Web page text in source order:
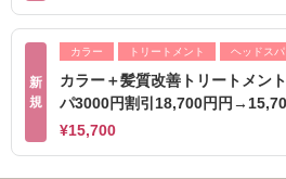
新
規
カラー トリートメント ヘッドスパ
カラー＋髪質改善トリートメン
パ3000円割引18,700円円
¥15,700